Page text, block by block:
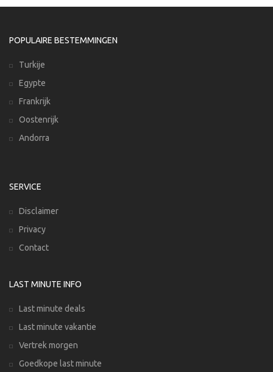
POPULAIRE BESTEMMINGEN
Turkije
Egypte
Frankrijk
Oostenrijk
Andorra
SERVICE
Disclaimer
Privacy
Contact
LAST MINUTE INFO
Last minute deals
Last minute vakantie
Vertrek morgen
Goedkope last minute